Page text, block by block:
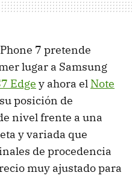
7 pretende
lugar a Samsung
Edge y ahora el Note
posición de
nivel frente a una
y variada que
de procedencia
muy ajustado para